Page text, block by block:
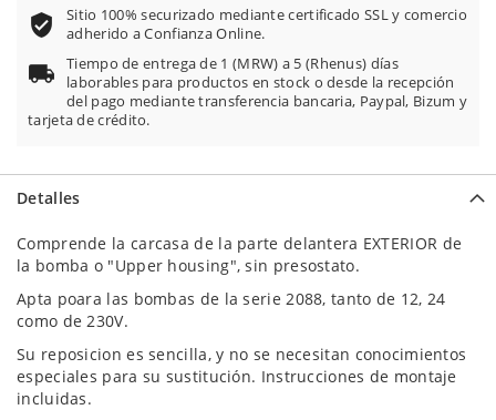
Sitio 100% securizado mediante certificado SSL y comercio
adherido a Confianza Online.
Tiempo de entrega de 1 (MRW) a 5 (Rhenus) días
laborables para productos en stock o desde la recepción
del pago mediante transferencia bancaria, Paypal, Bizum y
tarjeta de crédito.
Detalles
Comprende la carcasa de la parte delantera EXTERIOR de
la bomba o "Upper housing", sin presostato.
Apta poara las bombas de la serie 2088, tanto de 12, 24
como de 230V.
Su reposicion es sencilla, y no se necesitan conocimientos
especiales para su sustitución. Instrucciones de montaje
incluidas.